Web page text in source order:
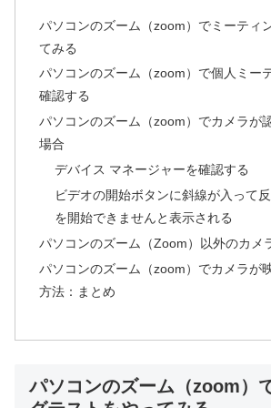
パソコンのズーム（zoom）でミーティ
てみる
パソコンのズーム（zoom）で個人ミー
確認する
パソコンのズーム（zoom）でカメラが
場合
デバイス マネージャーを確認する
ビデオの開始ボタンに斜線が入って
を開始できませんと表示される
パソコンのズーム（Zoom）以外のカメ
パソコンのズーム（zoom）でカメラが
方法：まとめ
パソコンのズーム（zoom）